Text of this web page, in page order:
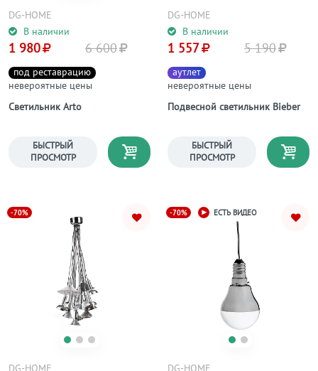
В наличии
DG-HOME
Светильник Arto
под реставрацию
невероятные цены
1 980 6 600
БЫСТРЫЙ
ПРОСМОТР
В наличии
DG-HOME
Подвесной светильник Bieber
аутлет
невероятные цены
1 557 5 190
БЫСТРЫЙ
ПРОСМОТР
-70%
DG-HOME
-70% ЕСТЬ ВИДЕО
DG-HOME